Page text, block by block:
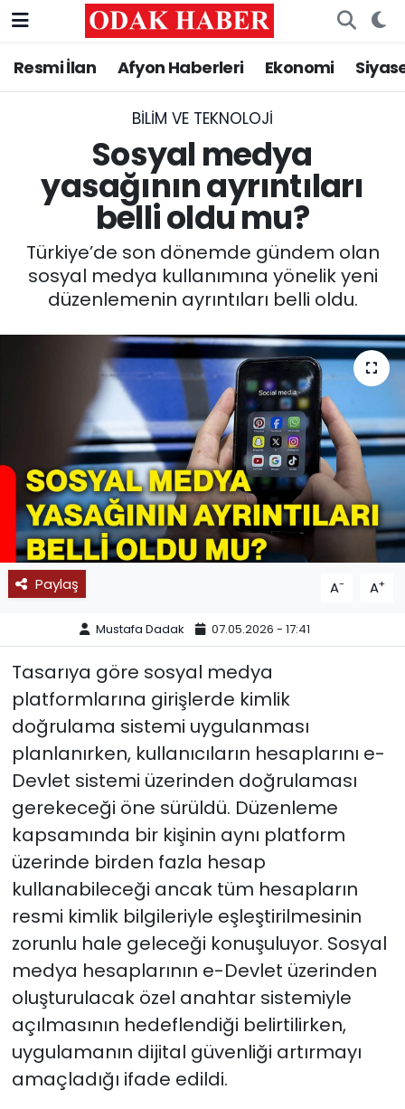
Resmi İlan Afyon Haberleri Ekonomi
BILIM VE TEKNOLOJI
Sosyal medya
yasağının ayrıntıları
belli oldu mu?
Türkiye’de son dönemde gündem olan
sosyal medya kullanımına yönelik yeni
düzenlemenin ayrıntıları belli oldu.
Paylaş A- A+
Mustafa Dadak 07.05.2026 - 17:41
Tasarıya göre sosyal medya
platformlarına girişlerde kimlik
doğrulama sistemi uygulanması
planlanırken, kullanıcıların hesaplarını e-
Devlet sistemi üzerinden doğrulaması
gerekeceği öne sürüldü. Düzenleme
kapsamında bir kişinin aynı platform
üzerinde birden fazla hesap
kullanabileceği ancak tüm hesapların
resmi kimlik bilgileriyle eşleştirilmesinin
zorunlu hale geleceği konuşuluyor. Sosyal
medya hesaplarının e-Devlet üzerinden
oluşturulacak özel anahtar sistemiyle
açılmasının hedeflendiği belirtilirken,
uygulamanın dijital güvenliği artırmayı
amaçladığı ifade edildi.
AFYONKARAHİSAR HABERLERİ
Resmi İlan
ASAYİŞ
GÜNCEL
SİYASET
EĞİTİM
MAGAZİN
SAĞLIK
SPOR
11:11 MANŞET
Nöbetçi Eczaneler
Hava Durumu
Trafik Durumu
Süper Lig Puan Durumu ve Fikstür
Tüm Manşetler
Son Dakika Haberleri
Haber Arşivi